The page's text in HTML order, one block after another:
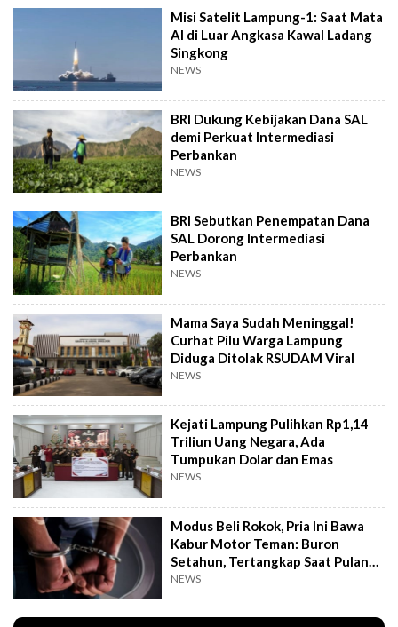
Misi Satelit Lampung-1: Saat Mata
AI di Luar Angkasa Kawal Ladang
Singkong
NEWS
BRI Dukung Kebijakan Dana SAL
demi Perkuat Intermediasi
Perbankan
NEWS
BRI Sebutkan Penempatan Dana
SAL Dorong Intermediasi
Perbankan
NEWS
Mama Saya Sudah Meninggal!
Curhat Pilu Warga Lampung
Diduga Ditolak RSUDAM Viral
NEWS
Kejati Lampung Pulihkan Rp1,14
Triliun Uang Negara, Ada
Tumpukan Dolar dan Emas
NEWS
Modus Beli Rokok, Pria Ini Bawa
Kabur Motor Teman: Buron
Setahun, Tertangkap Saat Pulang
Kampung
NEWS